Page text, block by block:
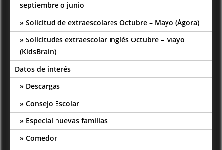
septiembre o junio
Solicitud de extraescolares Octubre – Mayo (Ágora)
Solicitudes extraescolar Inglés Octubre – Mayo
(KidsBrain)
Datos de interés
Descargas
Consejo Escolar
Especial nuevas familias
Comedor